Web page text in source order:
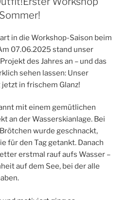
in die Workshop-Saison beim
07.06.2025 stand unser
des Jahres an – und das
sehen lassen: Unser
in frischem Glanz!
mit einem gemütlichen
an der Wasserskianlage. Bei
wurde geschnackt,
für den Tag getankt. Danach
erstmal rauf aufs Wasser –
auf dem See, bei der alle